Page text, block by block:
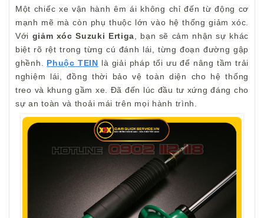
Một chiếc xe vận hành êm ái không chỉ đến từ động cơ
mạnh mẽ mà còn phụ thuộc lớn vào hệ thống giảm xóc.
Với giảm xóc Suzuki Ertiga , bạn sẽ cảm nhận sự khác
biệt rõ rệt trong từng cú đánh lái, từng đoạn đường gập
ghềnh. Phuộc TEIN là giải pháp tối ưu để nâng tầm trải
nghiệm lái, đồng thời bảo vệ toàn diện cho hệ thống
treo và khung gầm xe. Đã đến lúc đầu tư xứng đáng cho
sự an toàn và thoải mái trên mọi hành trình.